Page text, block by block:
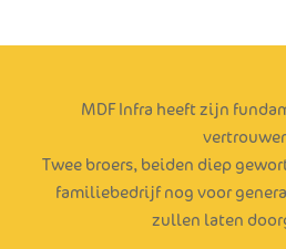
MDF Infra heeft zijn
Twee broers, beiden diep
familiebedrijf nog voor
zullen laten